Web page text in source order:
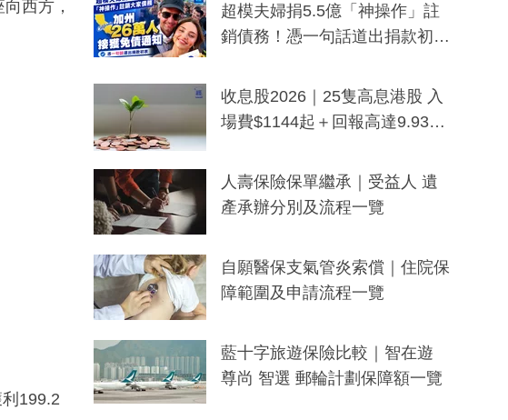
西方，
199.2
超模夫婦捐5.5億「神操作」註
銷債務！憑一句話道出捐款初
一度被誤當詐騙手段
收息股2026｜25隻高息港股 入
場費$1144起＋回報高達9.93
人壽保險保單繼承｜受益人 遺
產承辦分別及流程一覽
自願醫保支氣管炎索償｜住院保
障範圍及申請流程一覽
藍十字旅遊保險比較｜智在遊
尊尚 智選 郵輪計劃保障額一覽